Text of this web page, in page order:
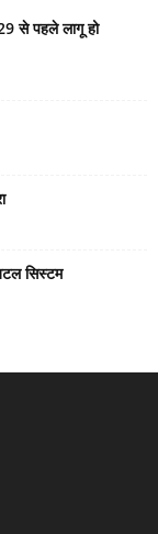
से पहले लागू हो
सिस्टम